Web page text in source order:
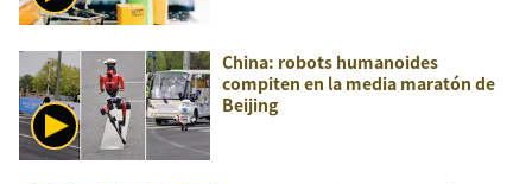
China: robots humanoides
compiten en la media maratón de
Beijing